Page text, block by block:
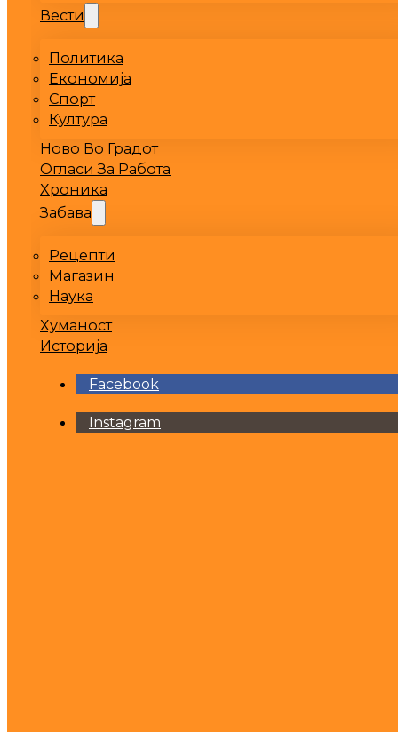
Вести
Политика
Економија
Спорт
Култура
Ново Во Градот
Огласи За Работа
Хроника
Забава
Рецепти
Магазин
Наука
Хуманост
Историја
Facebook
Instagram